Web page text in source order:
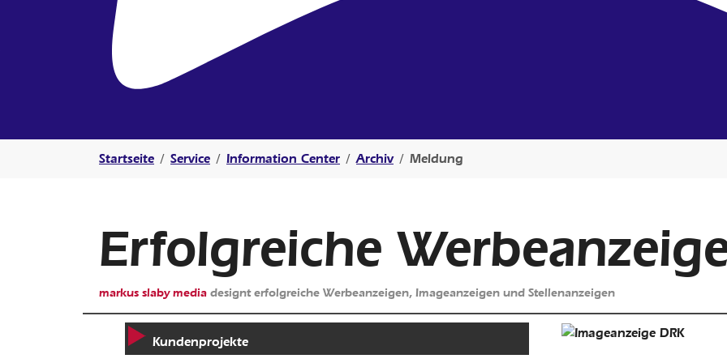
Startseite Service Information Center Archiv Meldung
Erfolgreiche
markus slaby media designt erfolgreiche Werbeanzeigen, Imageanzeigen und Stellenanzeigen
Kundenprojekte